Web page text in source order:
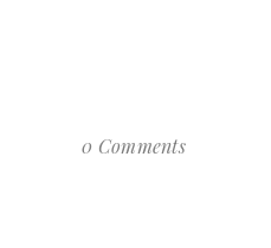
0 Comments